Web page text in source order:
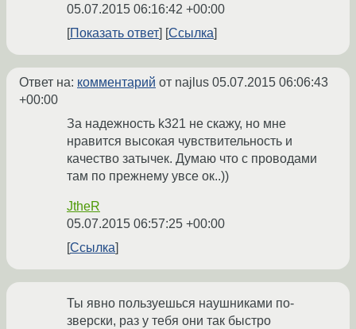
05.07.2015 06:16:42 +00:00
Показать ответ
Ссылка
Ответ на: комментарий от najlus 05.07.2015 06:06:43
+00:00
За надежность k321 не скажу, но мне
нравится высокая чувствительность и
качество затычек. Думаю что с проводами
там по прежнему увсе ок..))
JtheR
05.07.2015 06:57:25 +00:00
Ссылка
Ты явно пользуешься наушниками по-
зверски, раз у тебя они так быстро